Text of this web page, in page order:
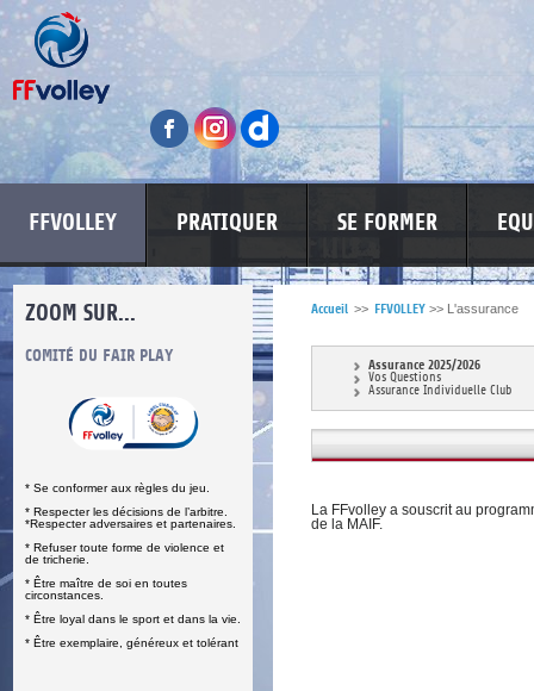
FFVOLLEY PRATIQUER SE FORMER
ZOOM SUR...
COMITÉ DU FAIR PLAY
* Se conformer aux règles du jeu.
* Respecter les décisions de l’arbitre.
*Respecter adversaires et partenaires.
* Refuser toute forme de violence et
de tricherie.
* Être maître de soi en toutes
circonstances.
* Être loyal dans le sport et dans la vie.
* Être exemplaire, généreux et tolérant
LUTTE CONTRE LES VIOLENCES MA PETITE
Accueil >> FFVOLLEY >> L'assurance
Assurance 2025/2026
Vos Questions
Assurance Individuelle Club
La FFvolley a souscrit au
de la MAIF.